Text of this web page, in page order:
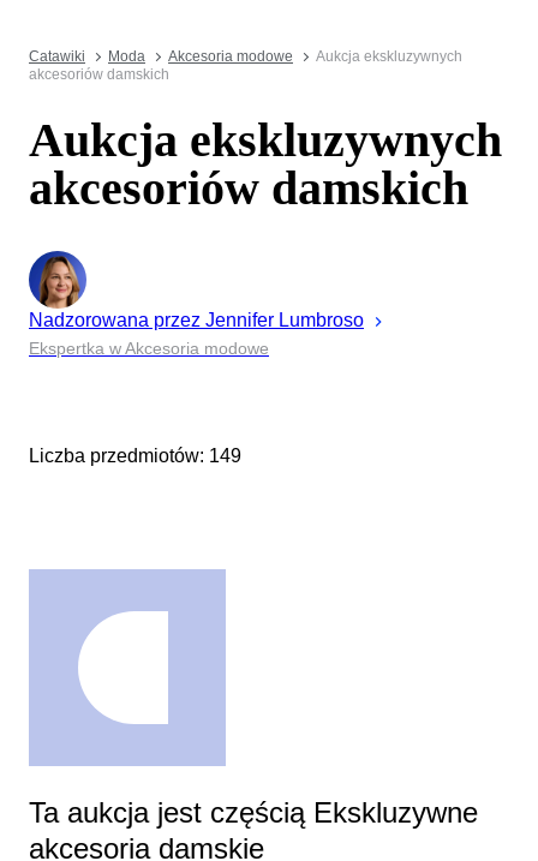
Catawiki Moda Akcesoria modowe
Aukcja ekskluzywnych
akcesoriów damskich
Aukcja ekskluzywnych
akcesoriów damskich
Nadzorowana przez Jennifer Lumbroso
Ekspertka w Akcesoria modowe
Liczba przedmiotów: 149
Ta aukcja jest częścią Ekskluzywne
akcesoria damskie